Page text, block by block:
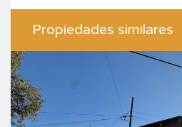
Propiedades similares